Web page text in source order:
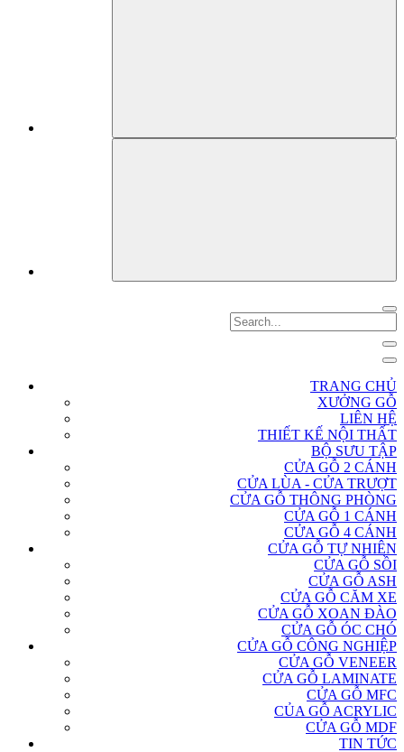
TRANG CHỦ
XƯỞNG GỖ
LIÊN HỆ
THIẾT KẾ NỘI THẤT
BỘ SƯU TẬP
CỬA GỖ 2 CÁNH
CỬA LÙA - CỬA TRƯỢT
CỬA GỖ THÔNG PHÒNG
CỬA GỖ 1 CÁNH
CỬA GỖ 4 CÁNH
CỬA GỖ TỰ NHIÊN
CỬA GỖ SỒI
CỬA GỖ ASH
CỬA GỖ CĂM XE
CỬA GỖ XOAN ĐÀO
CỬA GỖ ÓC CHÓ
CỬA GỖ CÔNG NGHIỆP
CỬA GỖ VENEER
CỬA GỖ LAMINATE
CỬA GỖ MFC
CỦA GỖ ACRYLIC
CỬA GỖ MDF
TIN TỨC